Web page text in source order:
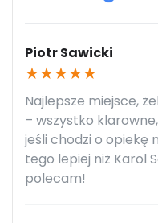
Piotr Sawicki
★★★★★
Najlepsze miejsce,
– wszystko
jeśli chodzi o opiekę
tego lepiej niż Karol
polecam!